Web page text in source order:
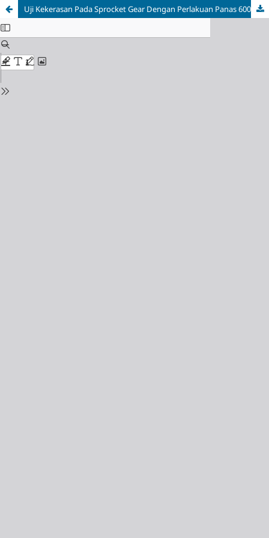
Uji Kekerasan Pada Sprocket Gear Dengan Perlakuan Panas 600°C Dan Di Quenching Dengan Pelumas SAE 40